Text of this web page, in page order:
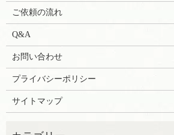
ご依頼の流れ
Q&A
お問い合わせ
プライバシーポリシー
サイトマップ